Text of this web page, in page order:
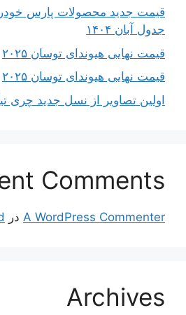
قیمت جدید محصولات پارس
جدول آبان ۱۴۰۴
قیمت نهایی هیوندای توسان ۲۰۲۵
قیمت نهایی هیوندای توسان ۲۰۲۵
اولین تصاویر از نسل جدید چری تیگو 7
Comments
A WordPress Commenter در
Archives